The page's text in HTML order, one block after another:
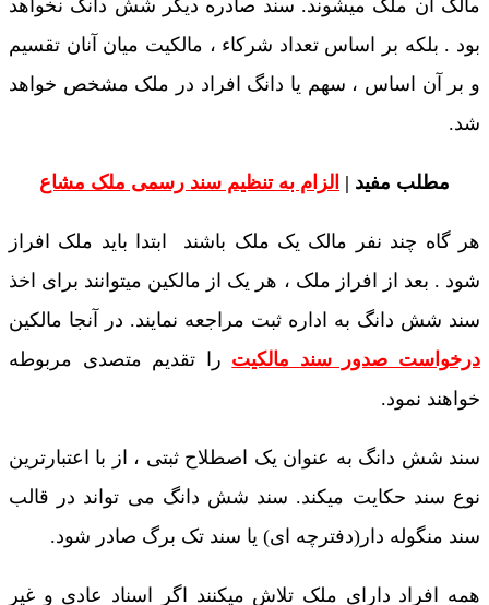
مالک آن ملک میشوند. سند صادره دیگر شش دانگ نخواهد
بود . بلکه بر اساس تعداد شرکاء ، مالکیت میان آنان تقسیم
و بر آن اساس ، سهم یا دانگ افراد در ملک مشخص خواهد
شد.
مطلب مفید | الزام به تنظیم سند رسمی ملک مشاع
هر گاه چند نفر مالک یک ملک باشند ابتدا باید ملک افراز
شود . بعد از افراز ملک ، هر یک از مالکین میتوانند برای اخذ
سند شش دانگ به اداره ثبت مراجعه نمایند. در آنجا مالکین
درخواست صدور سند مالکیت را تقدیم متصدی مربوطه
خواهند نمود.
سند شش دانگ به عنوان یک اصطلاح ثبتی ، از با اعتبارترین
نوع سند حکایت میکند. سند شش دانگ می تواند در قالب
سند منگوله دار(دفترچه ای) یا سند تک برگ صادر شود.
همه افراد دارای ملک تلاش میکنند اگر اسناد عادی و غیر